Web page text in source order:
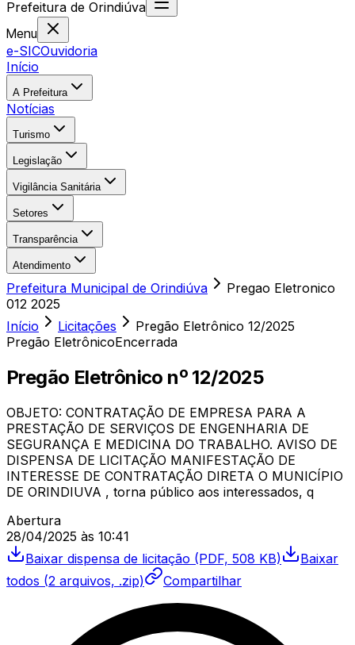
Prefeitura de Orindiúva
Menu
e-SICOuvidoria
Início
A Prefeitura
Notícias
Turismo
Legislação
Vigilância Sanitária
Setores
Transparência
Atendimento
Prefeitura Municipal de Orindiúva
Pregao Eletronico
012 2025
Início
Licitações Pregão Eletrônico 12/2025
Pregão EletrônicoEncerrada
Pregão Eletrônico nº 12/2025
OBJETO: CONTRATAÇÃO DE EMPRESA PARA A
PRESTAÇÃO DE SERVIÇOS DE ENGENHARIA DE
SEGURANÇA E MEDICINA DO TRABALHO. AVISO DE
DISPENSA DE LICITAÇÃO MANIFESTAÇÃO DE
INTERESSE DE CONTRATAÇÃO DIRETA O MUNICÍPIO
DE ORINDIUVA , torna público aos interessados, q
Abertura
28/04/2025 às 10:41
Baixar dispensa de licitação (PDF, 508 KB)
Baixar
todos (2 arquivos, .zip) Compartilhar